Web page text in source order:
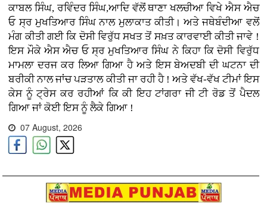
ਕਾਬਲ ਸਿੰਘ, ਰਵਿੰਦਰ ਸਿੰਘ,ਆਦਿ ਵੱਲੋਂ ਥਾਣਾ ਖਲਚੀਆ ਵਿਖੇ ਐਸ ਐਚ
ਓ ਸ੍ਰ ਮੁਖਤਿਆਰ ਸਿੰਘ ਨਾਲ ਮੁਲਾਕਾਤ ਕੀਤੀ। ਅਤੇ ਜਥੇਬੰਦੀਆ ਵਲੋਂ
ਮੰਗ ਕੀਤੀ ਗਈ ਕਿ ਦੋਸੀ ਵਿਰੁੱਧ ਸਖਤ ਤੋਂ ਸਖ਼ਤ ਕਾਰਵਾਈ ਕੀਤੀ ਜਾਵੇ !
ਇਸ ਮੌਕੇ ਐਸ ਐਚ ਓ ਸ੍ਰ ਮੁਖਤਿਆਰ ਸਿੰਘ ਨੇ ਕਿਹਾ ਕਿ ਦੋਸੀ ਵਿਰੁੱਧ
ਮਾਮਲਾ ਦਰਜ ਕਰ ਲਿਆ ਗਿਆ ਹੈ ਅਤੇ ਇਸ ਬੇਅਦਬੀ ਦੀ ਘਟਨਾ ਦੀ
ਬਰੀਕੀ ਨਾਲ ਜਾਂਚ ਪੜਤਾਲ ਕੀਤੀ ਜਾ ਰਹੀ ਹੈ ! ਅਤੇ ਵੱਖ-ਵੱਖ ਟੀਮਾਂ ਇਸ
ਕੇਸ ਨੂੰ ਟ੍ਰੇਸ ਕਰ ਰਹੀਆਂ ਕਿ ਕੀ ਇਹ ਟਾਂਗਰਾ ਜੀ ਟੀ ਰੋਡ ਤੋਂ ਪੈਦਲ
ਗਿਆ ਜਾਂ ਕੋਈ ਇਸ ਨੂੰ ਲੈਕੇ ਗਿਆ !
07 August, 2026